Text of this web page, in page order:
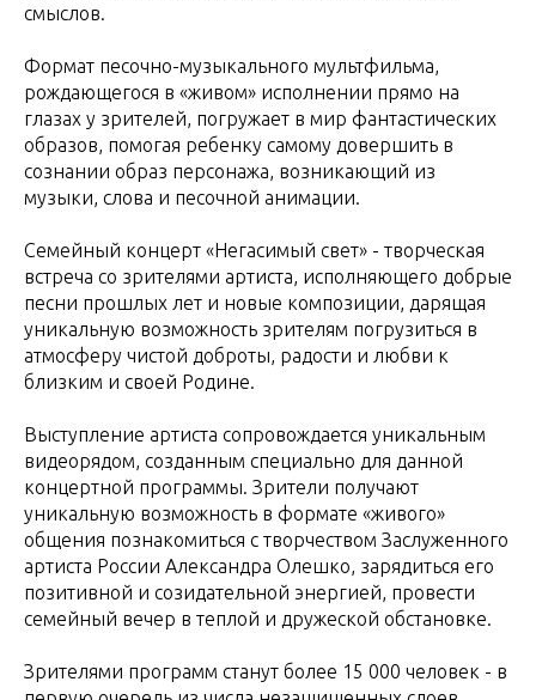
смыслов.
Формат песочно-музыкального мультфильма,
рождающегося в «живом» исполнении прямо на
глазах у зрителей, погружает в мир фантастических
образов, помогая ребенку самому довершить в
сознании образ персонажа, возникающий из
музыки, слова и песочной анимации.
Семейный концерт «Негасимый свет» - творческая
встреча со зрителями артиста, исполняющего добрые
песни прошлых лет и новые композиции, дарящая
уникальную возможность зрителям погрузиться в
атмосферу чистой доброты, радости и любви к
близким и своей Родине.
Выступление артиста сопровождается уникальным
видеорядом, созданным специально для данной
концертной программы. Зрители получают
уникальную возможность в формате «живого»
общения познакомиться с творчеством Заслуженного
артиста России Александра Олешко, зарядиться его
позитивной и созидательной энергией, провести
семейный вечер в теплой и дружеской обстановке.
Зрителями программ станут более 15 000 человек - в